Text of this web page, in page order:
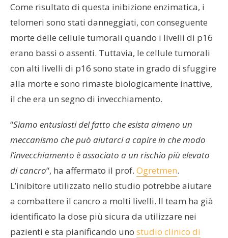
Come risultato di questa inibizione enzimatica, i
telomeri sono stati danneggiati, con conseguente
morte delle cellule tumorali quando i livelli di p16
erano bassi o assenti. Tuttavia, le cellule tumorali
con alti livelli di p16 sono state in grado di sfuggire
alla morte e sono rimaste biologicamente inattive,
il che era un segno di invecchiamento.
“Siamo entusiasti del fatto che esista almeno un
meccanismo che può aiutarci a capire in che modo
l’invecchiamento è associato a un rischio più elevato
di cancro“, ha affermato il prof. Ogretmen.
L’inibitore utilizzato nello studio potrebbe aiutare
a combattere il cancro a molti livelli. Il team ha già
identificato la dose più sicura da utilizzare nei
pazienti e sta pianificando uno studio clinico di